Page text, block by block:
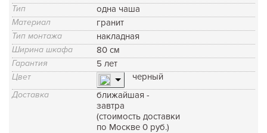
Тип одна чаша
Материал гранит
Тип монтажа накладная
Ширина шкафа 80 см
Гарантия 5 лет
Цвет черный
Доставка
ближайшая -
завтра
(стоимость доставки
по Москве 0 руб.)